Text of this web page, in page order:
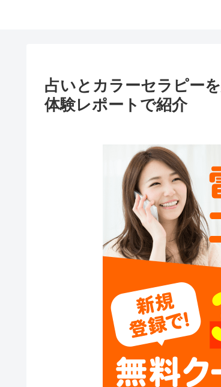
占いとカラーセラピー
体験レポートで紹介